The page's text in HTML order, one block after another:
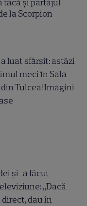
tacă și partajul
la Scorpion
luat sfârșit: astăzi
meci în Sala
Tulcea! Imagini
și-a făcut
„Dacă
dau în